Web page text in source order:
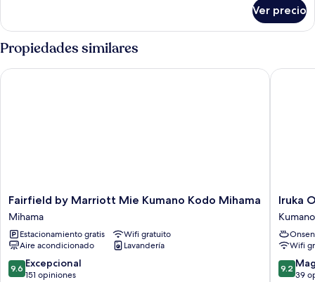
Western
Style,
Outdoor
Bath)
cocineta
(Japanese
Western
Style,
Outdoor
Ver precio
Propiedades similares
Fairfield
by
Marriott
Mie
Kumano
Kodo
Mihama
Fairfield by Marriott Mie Kumano Kodo Mihama
Mihama
Estacionamiento gratis
Wifi gratuito
Aire acondicionado
Lavandería
9.6
de
9.6 Excepcional
151 opiniones
Fairfield by Marriott Mie Kumano Kodo Mihama
Iruka
Onsen
Hotel
Kumano
Iruka
Kumano
Onsen
Wifi
9.2
de
9.2
39
Iruka